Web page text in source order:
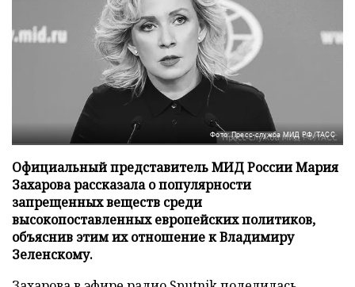
Фото: Пресс-служба МИД РФ/ТАСС
Официальный представитель МИД России Мария
Захарова рассказала о популярности
запрещенных веществ среди
высокопоставленных европейских политиков,
объяснив этим их отношение к Владимиру
Зеленскому.